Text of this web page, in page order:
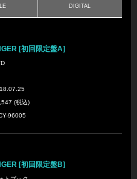
DIGITAL
[初回限定盤A]
(税込)
96005
[初回限定盤B]